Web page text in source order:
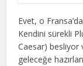
Evet, o
Kendini sürekli
Caesar)
geleceğe